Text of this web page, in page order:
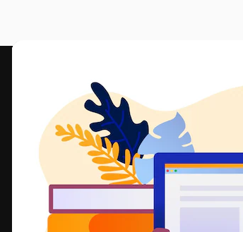
Креативная платформа для создания
ваших лучших работ. Более 1
подписчиков среди креаторов,
предприятий, агентств и студий.